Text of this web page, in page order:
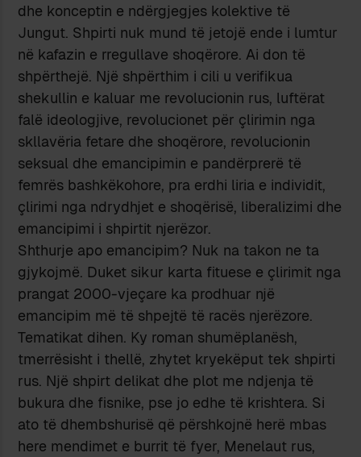
dhe konceptin e ndërgjegjes kolektive të
Jungut. Shpirti nuk mund të jetojë ende i lumtur
në kafazin e rregullave shoqërore. Ai don të
shpërthejë. Një shpërthim i cili u verifikua
shekullin e kaluar me revolucionin rus, luftërat
falë ideologjive, revolucionet për çlirimin nga
skllavëria fetare dhe shoqërore, revolucionin
seksual dhe emancipimin e pandërprerë të
femrës bashkëkohore, pra erdhi liria e individit,
çlirimi nga ndrydhjet e shoqërisë, liberalizimi dhe
emancipimi i shpirtit njerëzor.
Shthurje apo emancipim? Nuk na takon ne ta
gjykojmë. Duket sikur karta fituese e çlirimit nga
prangat 2000-vjeçare ka prodhuar një
emancipim më të shpejtë të racës njerëzore.
Tematikat dihen. Ky roman shumëplanësh,
tmerrësisht i thellë, zhytet kryekëput tek shpirti
rus. Një shpirt delikat dhe plot me ndjenja të
bukura dhe fisnike, pse jo edhe të krishtera. Si
ato të dhembshurisë që përshkojnë herë mbas
here mendimet e burrit të fyer, Menelaut rus,